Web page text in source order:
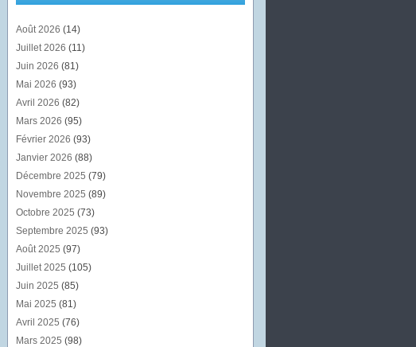
Août 2026 (14)
Juillet 2026 (11)
Juin 2026 (81)
Mai 2026 (93)
Avril 2026 (82)
Mars 2026 (95)
Février 2026 (93)
Janvier 2026 (88)
Décembre 2025 (79)
Novembre 2025 (89)
Octobre 2025 (73)
Septembre 2025 (93)
Août 2025 (97)
Juillet 2025 (105)
Juin 2025 (85)
Mai 2025 (81)
Avril 2025 (76)
Mars 2025 (98)